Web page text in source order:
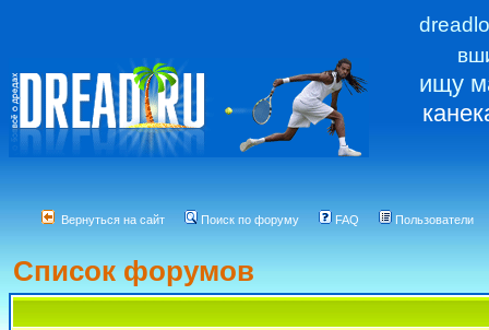
ищу
Вернуться на сайт Поиск по форуму FAQ Пользователи
Список форумов